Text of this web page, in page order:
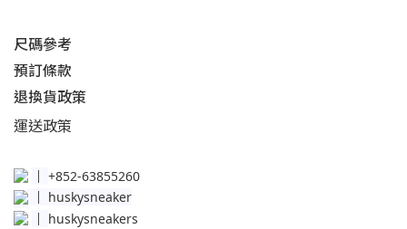
尺碼參考
預訂條款
退換貨政策​
運送政策​
│ +852-63855260
huskysneaker
│ huskysneakers